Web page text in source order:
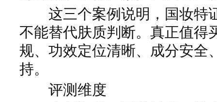
这三个案例说明，国妆特
不能替代肤质判断。真正值得
规、功效定位清晰、成分安全
持。
评测维度